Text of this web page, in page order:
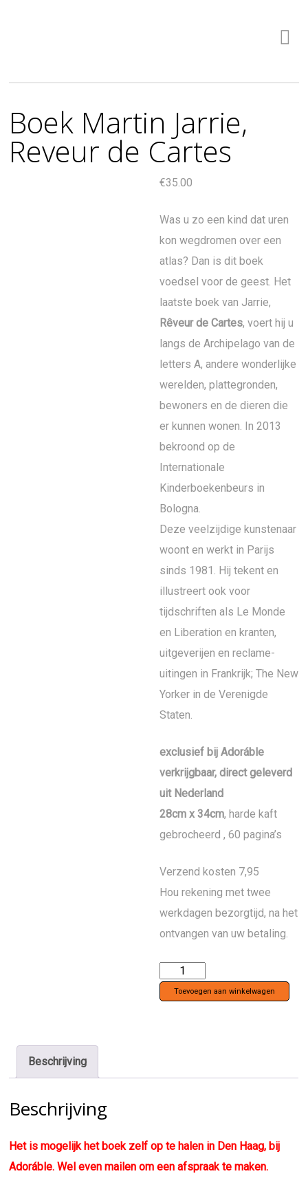
Boek Martin Jarrie,
Reveur de Cartes
€35.00
Was u zo een kind dat uren
kon wegdromen over een
atlas? Dan is dit boek
voedsel voor de geest. Het
laatste boek van Jarrie,
Rêveur de Cartes, voert hij u
langs de Archipelago van de
letters A, andere wonderlijke
werelden, plattegronden,
bewoners en de dieren die
er kunnen wonen. In 2013
bekroond op de
Internationale
Kinderboekenbeurs in
Bologna.
Deze veelzijdige kunstenaar
woont en werkt in Parijs
sinds 1981. Hij tekent en
illustreert ook voor
tijdschriften als Le Monde
en Liberation en kranten,
uitgeverijen en reclame-
uitingen in Frankrijk; The New
Yorker in de Verenigde
Staten.
exclusief bij Adoráble
verkrijgbaar, direct geleverd
uit Nederland
28cm x 34cm, harde kaft
gebrocheerd , 60 pagina’s
Verzend kosten 7,95
Hou rekening met twee
werkdagen bezorgtijd, na het
ontvangen van uw betaling.
Boek
Martin
Toevoegen aan winkelwagen
Beschrijving
Beschrijving
Het is mogelijk het boek zelf op te halen in Den Haag, bij
Adoráble. Wel even mailen om een afspraak te maken.